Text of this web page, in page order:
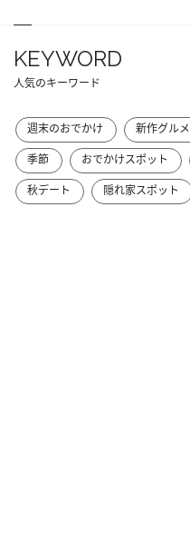
KEYWORD
人気のキーワード
週末のおでかけ 新作グルメ
季節
おでかけスポット
秋デート
隠れ家スポット